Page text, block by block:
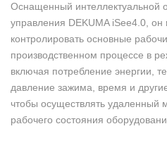
Оснащенный интеллектуальной
управления DEKUMA iSee4.0,
контролировать основные
производственном процессе в
включая потребление энергии,
давление зажима, время и
чтобы осуществлять удаленный
рабочего состояния